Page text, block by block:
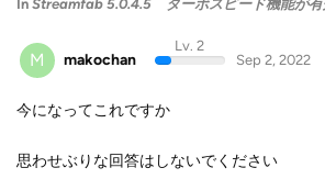
In Streamfab 5.0.4.5 ターボスピード機能が有
M makochan
Lv. 2
Sep 2, 2022
今になってこれですか
思わせぶりな回答はしないでください